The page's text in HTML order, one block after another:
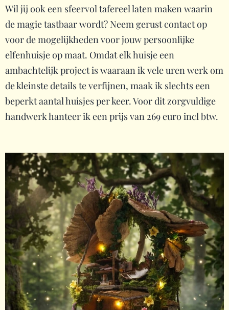
Wil jij ook een sfeervol tafereel laten maken waarin
de magie tastbaar wordt? Neem gerust contact op
voor de mogelijkheden voor jouw persoonlijke
elfenhuisje op maat. Omdat elk huisje een
ambachtelijk project is waaraan ik vele uren werk om
de kleinste details te verfijnen, maak ik slechts een
beperkt aantal huisjes per keer. Voor dit zorgvuldige
handwerk hanteer ik een prijs van 269 euro incl btw.